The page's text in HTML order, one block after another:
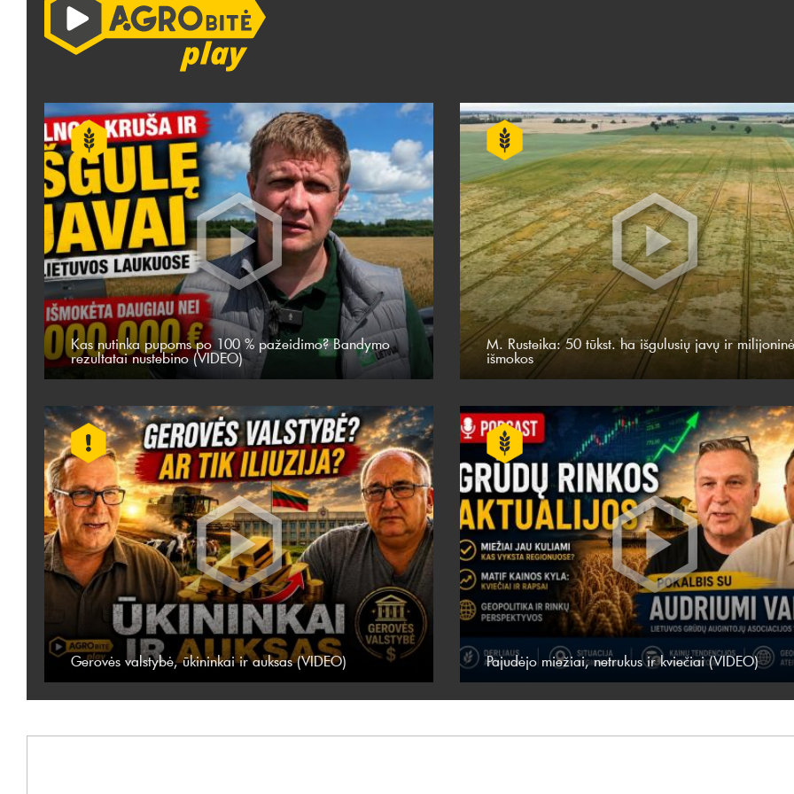
Kas nutinka pupoms po 100 % pažeidimo? Bandymo
rezultatai nustebino (VIDEO)
M. Rusteika: 50 tūkst. ha išgulusių javų ir
išmokos
Gerovės valstybė, ūkininkai ir auksas (VIDEO) Pajudėjo miežiai, netrukus ir kviečiai (VIDEO)